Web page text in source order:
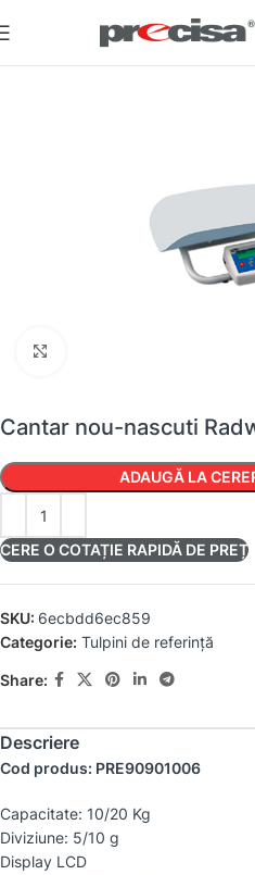
Cantar nou-nascuti
ADAUGĂ LA
CERE O COTAȚIE RAPIDĂ DE PREȚ
SKU: 6ecbdd6ec859
Categorie: Tulpini de referință
Share:
Descriere
Cod produs: PRE90901006
Capacitate: 10/20 Kg
Diviziune: 5/10 g
Display LCD